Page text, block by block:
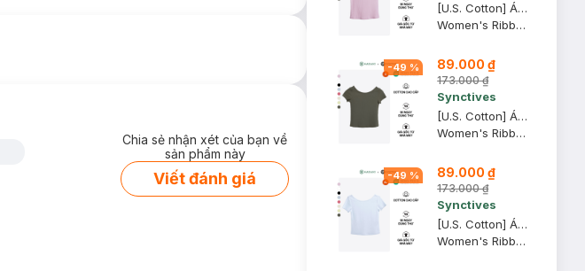
Chia sẻ nhận xét của bạn về
sản phẩm này
Viết đánh giá
[U.S. Cotton] Áo Thun Nữ Cổ Thuyền Synctives Slim Fit, Hồng Phấn, L - CWTS0013
Women's Ribbed U-neck Low Back T-shirt
-49 % 89.000 ₫
173.000 ₫
Synctives
[U.S. Cotton] Áo Thun Nữ Cổ Thuyền Synctives Slim Fit, Xanh Tro, S - CWTS0013
Women's Ribbed U-neck Low Back T-shirt
-49 % 89.000 ₫
173.000 ₫
Synctives
[U.S. Cotton] Áo Thun Nữ Cổ Thuyền Synctives Slim Fit, Trắng, XL - CWTS0013
Women's Ribbed U-neck Low Back T-shirt